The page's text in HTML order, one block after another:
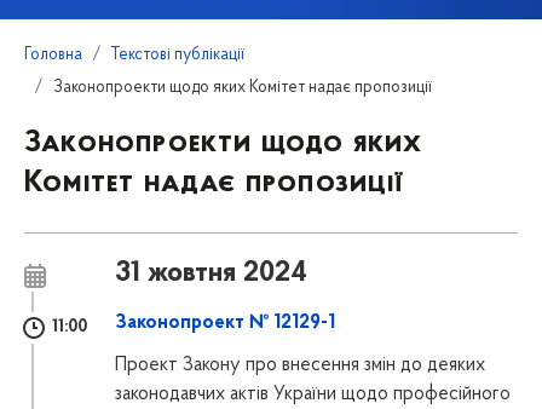
Головна
Текстові публікації
Законопроекти щодо яких Комітет надає пропозиції
Законопроекти щодо яких
Комітет надає пропозиції
31 жовтня 2024
11:00 Законопроект № 12129-1
Проект Закону про внесення змін до деяких
законодавчих актів України щодо професійного